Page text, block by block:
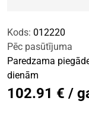
Kods: 012220
Pēc pasūtījuma
Paredzama
dienām
102.91 € /